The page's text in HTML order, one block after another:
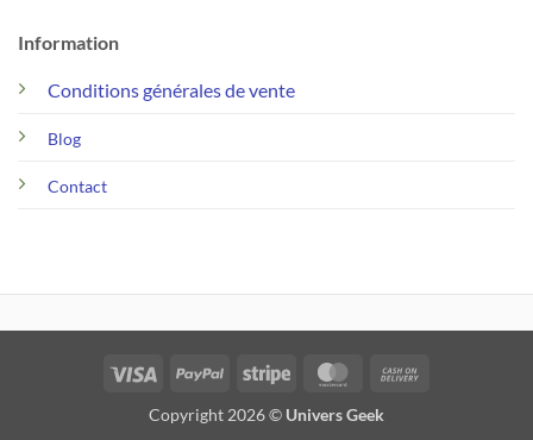
Information
Conditions générales de vente
Blog
Contact
Visa PayPal Stripe MasterCard
Copyright 2026 © Univers Geek